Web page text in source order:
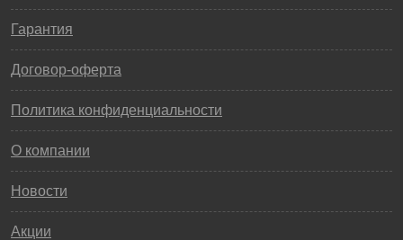
Гарантия
Договор-оферта
Политика конфиденциальности
О компании
Новости
Акции